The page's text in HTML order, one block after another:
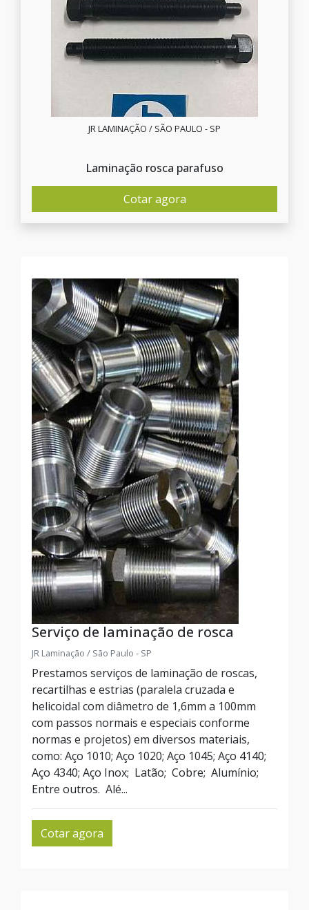
JR LAMINAÇÃO / SÃO PAULO - SP
Laminação rosca parafuso
Cotar agora
Serviço de laminação de rosca
JR Laminação / São Paulo - SP
Prestamos serviços de laminação de roscas,
recartilhas e estrias (paralela cruzada e
helicoidal com diâmetro de 1,6mm a 100mm
com passos normais e especiais conforme
normas e projetos) em diversos materiais,
como: Aço 1010; Aço 1020; Aço 1045; Aço 4140;
Aço 4340; Aço Inox; Latão; Cobre; Alumínio;
Entre outros. Alé...
Cotar agora